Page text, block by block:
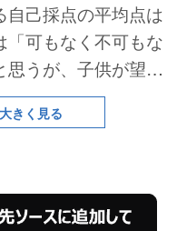
自己採点の平均点は
可もなく不可もな
思うが、子供が望む
思うから」(50点/
出来ていないの
ていないから」(0
れた。
きく見る